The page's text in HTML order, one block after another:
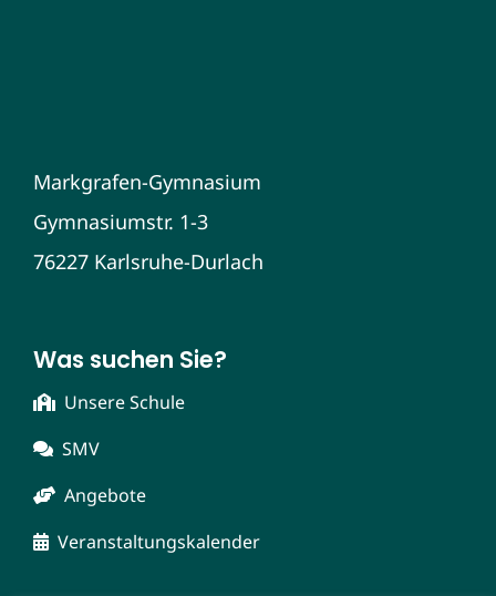
Markgrafen-Gymnasium
Gymnasiumstr. 1-3
76227 Karlsruhe-Durlach
Was suchen Sie?
Unsere Schule
SMV
Angebote
Veranstaltungskalender